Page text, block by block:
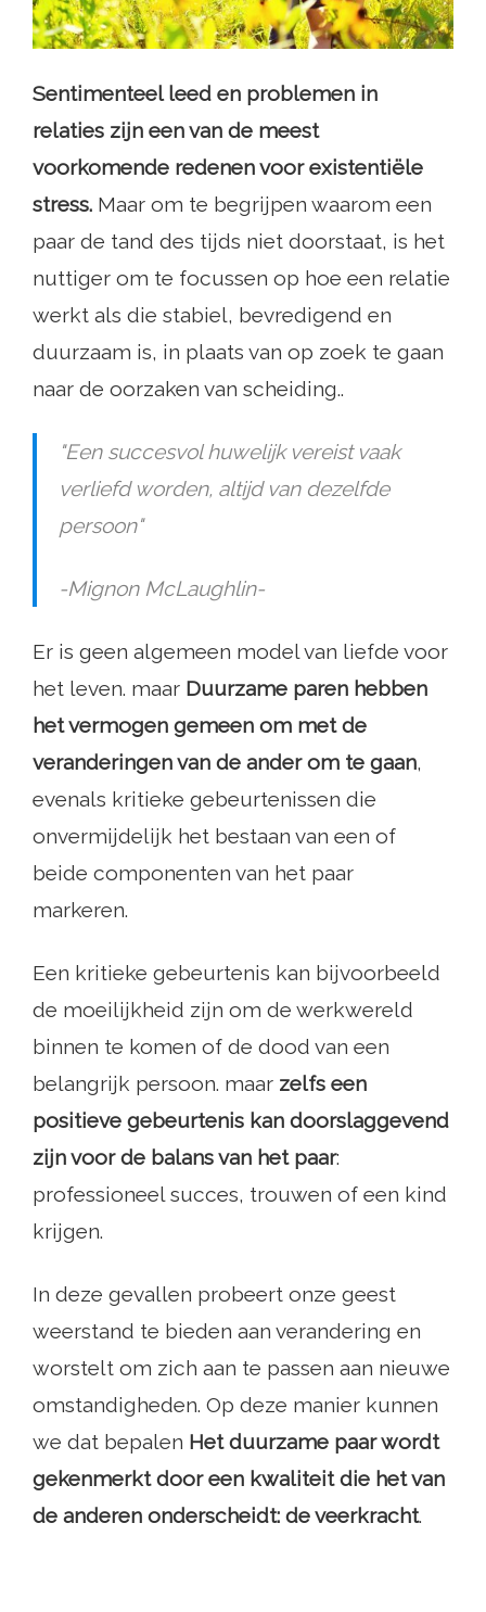
Sentimenteel leed en problemen in
relaties zijn een van de meest
voorkomende redenen voor existentiële
stress. Maar om te begrijpen waarom een ​​
paar de tand des tijds niet doorstaat, is het
nuttiger om te focussen op hoe een relatie
werkt als die stabiel, bevredigend en
duurzaam is, in plaats van op zoek te gaan
naar de oorzaken van scheiding..
"Een succesvol huwelijk vereist vaak
verliefd worden, altijd van dezelfde
persoon"
-Mignon McLaughlin-
Er is geen algemeen model van liefde voor
het leven. maar Duurzame paren hebben
het vermogen gemeen om met de
veranderingen van de ander om te gaan,
evenals kritieke gebeurtenissen die
onvermijdelijk het bestaan ​​van een of
beide componenten van het paar
markeren.
Een kritieke gebeurtenis kan bijvoorbeeld
de moeilijkheid zijn om de werkwereld
binnen te komen of de dood van een
belangrijk persoon. maar zelfs een
positieve gebeurtenis kan doorslaggevend
zijn voor de balans van het paar:
professioneel succes, trouwen of een kind
krijgen.
In deze gevallen probeert onze geest
weerstand te bieden aan verandering en
worstelt om zich aan te passen aan nieuwe
omstandigheden. Op deze manier kunnen
we dat bepalen Het duurzame paar wordt
gekenmerkt door een kwaliteit die het van
de anderen onderscheidt: de veerkracht.